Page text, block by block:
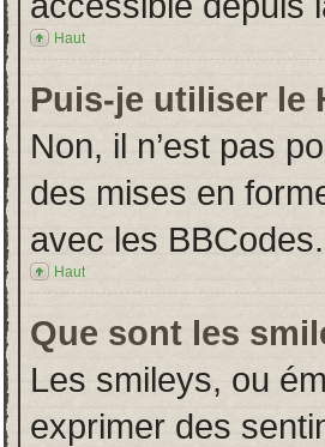
Haut
Puis-je utiliser le
Non, il n’est pas
des mises en
avec les BBCodes.
Haut
Que sont les
Les smileys, ou
exprimer des